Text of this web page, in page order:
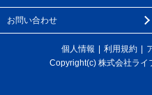
お問い合わせ
個人情報 利用規約
Copyright(c) 株式会社ラ